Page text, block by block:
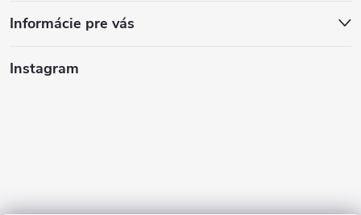
Informácie pre vás
Instagram